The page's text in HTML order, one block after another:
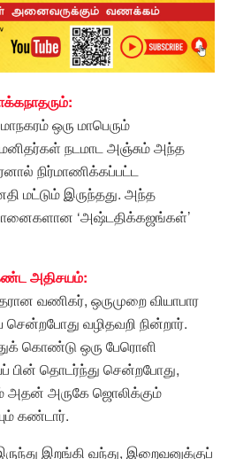
ஒரு மாபெரும்
மனிதர்கள் நடமாட அஞ்சும் அந்த
நிர்மாணிக்கப்பட்ட
மட்டும் இருந்தது. அந்த
‘அஷ்டதிக்கஜங்கள்’
அதிசயம்:
வணிகர், ஒருமுறை வியாபார
சென்றபோது வழிதவறி நின்றார்.
கொண்டு ஒரு பேரொளி
பின் தொடர்ந்து சென்றபோது,
அதன் அருகே ஜொலிக்கும்
கண்டார்.
இறங்கி வந்து, இறைவனுக்குப்